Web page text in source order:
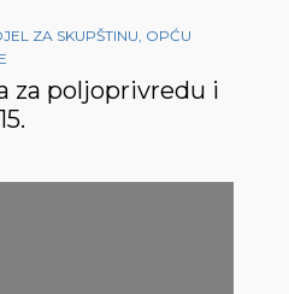
ZA SKUPŠTINU, OPĆU
za poljoprivredu i